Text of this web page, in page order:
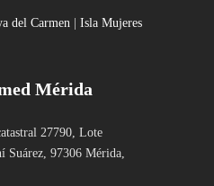
del Carmen
Isla Mujeres
Mérida
27790, Lote
Suárez, 97306 Mérida,